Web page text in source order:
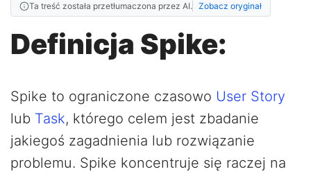
Ta treść została przetłumaczona przez AI. Zobacz oryginał
Definicja Spike:
Spike to ograniczone czasowo User Story
lub Task, którego celem jest zbadanie
jakiegoś zagadnienia lub rozwiązanie
problemu. Spike koncentruje się raczej na